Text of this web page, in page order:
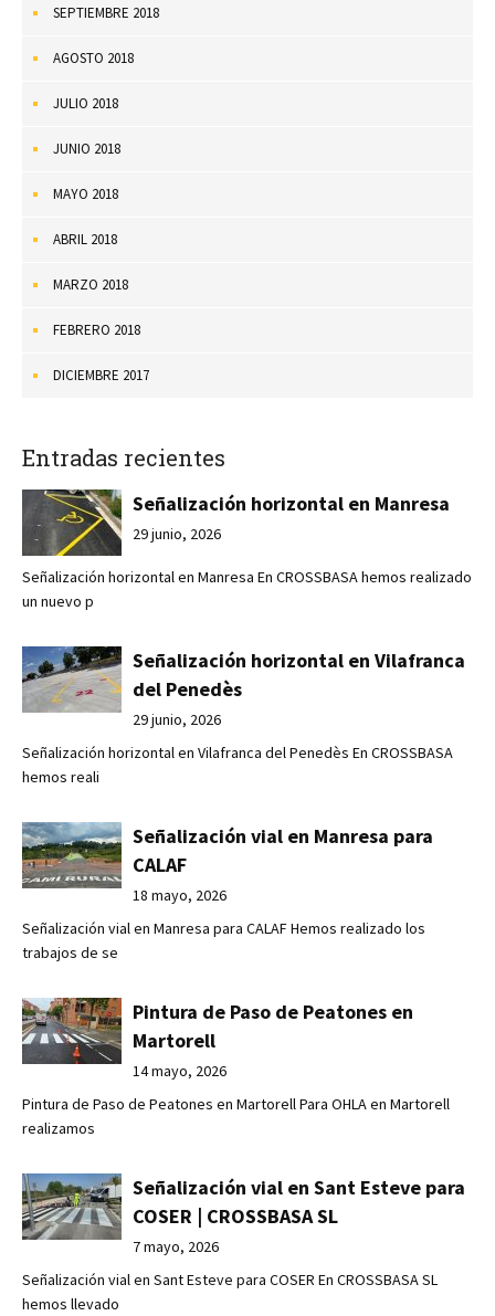
SEPTIEMBRE 2018
AGOSTO 2018
JULIO 2018
JUNIO 2018
MAYO 2018
ABRIL 2018
MARZO 2018
FEBRERO 2018
DICIEMBRE 2017
Entradas recientes
Señalización horizontal en Manresa
29 junio, 2026
Señalización horizontal en Manresa En CROSSBASA hemos realizado
un nuevo p
Señalización horizontal en Vilafranca
del Penedès
29 junio, 2026
Señalización horizontal en Vilafranca del Penedès En CROSSBASA
hemos reali
Señalización vial en Manresa para
CALAF
18 mayo, 2026
Señalización vial en Manresa para CALAF Hemos realizado los
trabajos de se
Pintura de Paso de Peatones en
Martorell
14 mayo, 2026
Pintura de Paso de Peatones en Martorell Para OHLA en Martorell
realizamos
Señalización vial en Sant Esteve para
COSER | CROSSBASA SL
7 mayo, 2026
Señalización vial en Sant Esteve para COSER En CROSSBASA SL
hemos llevado